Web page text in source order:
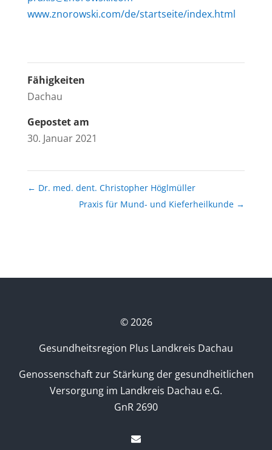
www.znorowski.com/de/startseite/index.html
Fähigkeiten
Dachau
Gepostet am
30. Januar 2021
← Dr. med. dent. Christopher Höglmüller
Praxis für Mund- und Kieferheilkunde →
©2026
Gesundheitsregion Plus Landkreis Dachau
Genossenschaft zur Stärkung der gesundheitlichen
Versorgung im Landkreis Dachau e.G.
GnR 2690